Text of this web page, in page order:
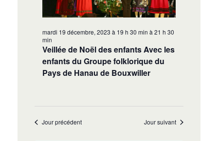
Veillée de Noël des enfants Avec les
enfants du Groupe folklorique du
Pays de Hanau de Bouxwiller
mardi 19 décembre, 2023 à 19 h 30 min à21 h 30
min
Jour précédent Jour suivant